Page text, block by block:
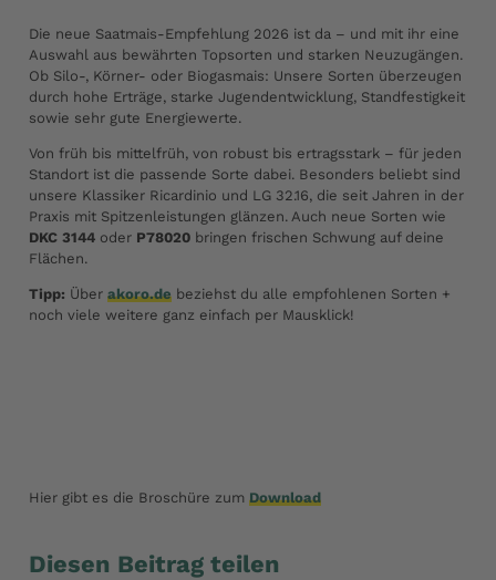
Die neue Saatmais-Empfehlung 2026 ist da – und mit ihr eine
Auswahl aus bewährten Topsorten und starken Neuzugängen.
Ob Silo-, Körner- oder Biogasmais: Unsere Sorten überzeugen
durch hohe Erträge, starke Jugendentwicklung, Standfestigkeit
sowie sehr gute Energiewerte.
Von früh bis mittelfrüh, von robust bis ertragsstark – für jeden
Standort ist die passende Sorte dabei. Besonders beliebt sind
unsere Klassiker Ricardinio und LG 32.16, die seit Jahren in der
Praxis mit Spitzenleistungen glänzen. Auch neue Sorten wie
DKC 3144 oder P78020 bringen frischen Schwung auf deine
Flächen.
Tipp: Überakoro.de beziehst du alle empfohlenen Sorten +
noch viele weitere ganz einfach per Mausklick!
Hier gibt es die Broschüre zumDownload
Diesen Beitrag teilen